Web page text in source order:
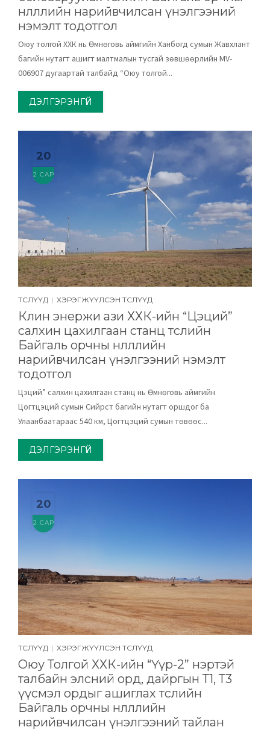
нөлөөллийн нарийвчилсан үнэлгээний
нэмэлт тодотгол
Оюу толгой ХХК нь Өмнөговь аймгийн Ханбогд сумын Жавхлант
багийн нутагт ашигт малтмалын тусгай зөвшөөрлийн MV-
006907 дугаартай талбайд “Оюу толгой...
ДЭЛГЭРЭНГҮЙ
20
2 САР
ТӨСЛҮҮД | ХЭРЭГЖҮҮЛСЭН ТӨСЛҮҮД
Клин энержи ази ХХК-ийн “Цэций”
салхин цахилгаан станц төслийн
Байгаль орчны нөлөөллийн
нарийвчилсан үнэлгээний нэмэлт
тодотгол
Цэций” салхин цахилгаан станц нь Өмнөговь аймгийн
Цогтцэций сумын Сийрст багийн нутагт оршдог ба
Улаанбаатараас 540 км, Цогтцэций сумын төвөөс...
ДЭЛГЭРЭНГҮЙ
20
2 САР
ТӨСЛҮҮД | ХЭРЭГЖҮҮЛСЭН ТӨСЛҮҮД
Оюу Толгой ХХК-ийн “Үүр-2” нэртэй
талбайн элсний орд, дайргын Т1, Т3
үүсмэл ордыг ашиглах төслийн
Байгаль орчны нөлөөллийн
нарийвчилсан үнэлгээний тайлан